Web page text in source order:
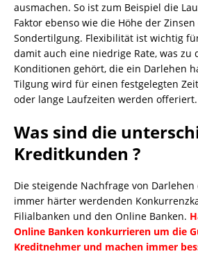
ausmachen. So ist zum Beispiel die
Faktor ebenso wie die Höhe der
Sondertilgung. Flexibilität ist wichtig
damit auch eine niedrige Rate, was zu
Konditionen gehört, die ein Darlehen
Tilgung wird für einen festgelegten
oder lange Laufzeiten werden offeriert.
Was sind die
Kreditkunden ?
Die steigende Nachfrage von
immer härter werdenden
Filialbanken und den Online Banken.
Online Banken konkurrieren um die
Kreditnehmer und machen immer